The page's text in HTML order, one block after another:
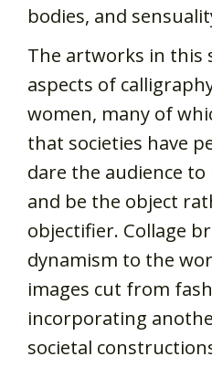
bodies, and
The artworks in this
aspects of
women, many of
that societies have
dare the audience
and be the object
objectifier. Collage
dynamism to the
images cut from
incorporating
societal